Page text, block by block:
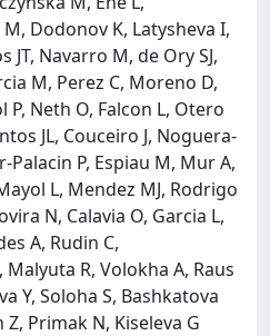
Dodonov K, Latysheva I,
JT, Navarro M, de Ory SJ,
M, Perez C, Moreno D,
P, Neth O, Falcon L, Otero
JL, Couceiro J, Noguera-
Palacin P, Espiau M, Mur A,
L, Mendez MJ, Rodrigo
N, Calavia O, Garcia L,
A, Rudin C,
R, Volokha A, Raus
Y, Soloha S, Bashkatova
Primak N, Kiseleva G